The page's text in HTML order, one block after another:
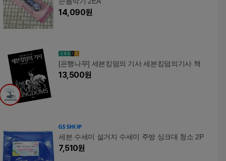
14,090원
[은행나무] 세븐킹덤의 기사 세븐킹덤의기사 책
13,500원
세븐 수세미 설거지 수세미 주방 싱크대 청소 2P
7,510원